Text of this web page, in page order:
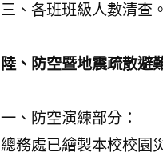
三、各班班級人數清查。
陸、防空暨地震疏散避
一、防空演練部分：
總務處已繪製本校校園